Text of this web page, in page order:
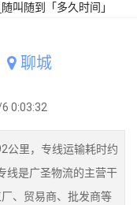
叫随到「多久时间」
聊城
0:03:32
里，专线运输耗时约
线是广圣物流的主营干
、贸易商、批发商等